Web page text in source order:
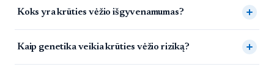
Koks yra krūties vėžio išgyvenamumas?
Kaip genetika veikia krūties vėžio riziką?